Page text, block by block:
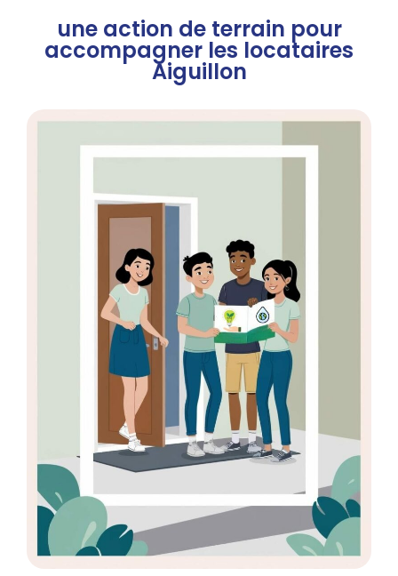
une action de terrain pour
accompagner les locataires
Aiguillon